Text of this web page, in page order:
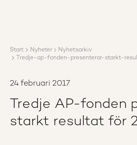
Rapporter
Start Nyheter
Nyhetsarkiv
Tredje-ap-fonden-presenterar-starkt-
24 februari 2017
Tredje AP-fonden
starkt resultat för